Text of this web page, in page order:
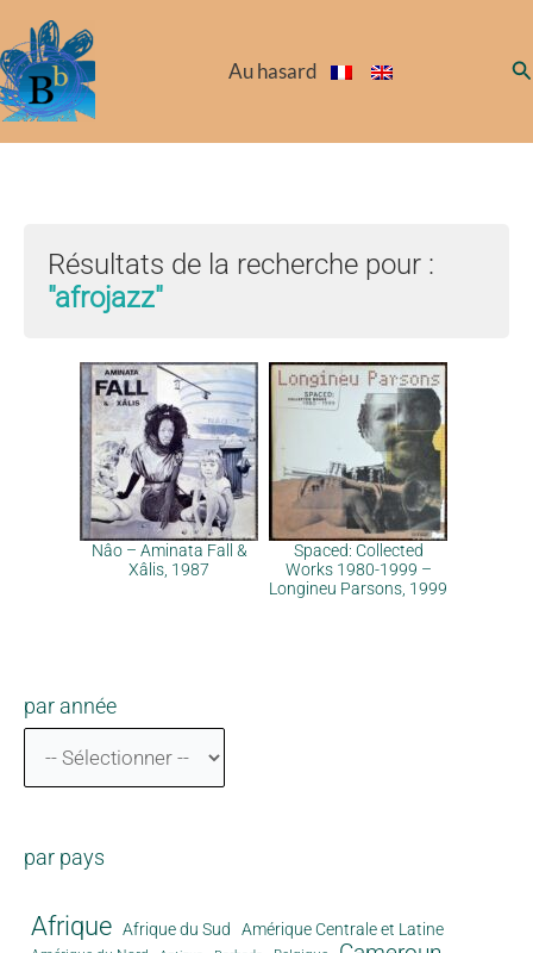
au
contenu
Au hasard
Résultats de la recherche pour :
"afrojazz"
Nâo – Aminata Fall &
Xâlis, 1987
Spaced: Collected
Works 1980-1999 –
Longineu Parsons, 1999
par année
par pays
Afrique Afrique du Sud Amérique Centrale et Latine